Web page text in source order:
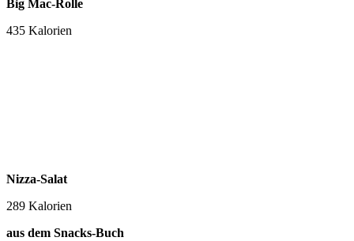
Big Mac-Rolle
435 Kalorien
Nizza-Salat
289 Kalorien
aus dem Snacks-Buch